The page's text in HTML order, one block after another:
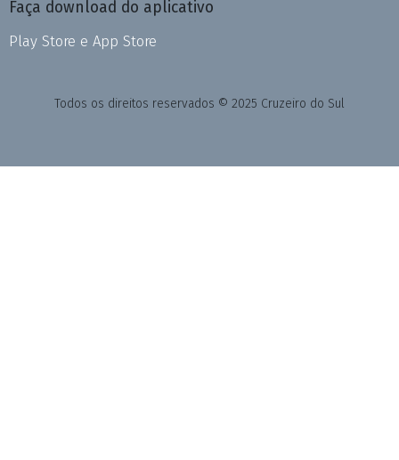
Faça download do aplicativo
Play Store e App Store
Todos os direitos reservados © 2025 Cruzeiro do Sul